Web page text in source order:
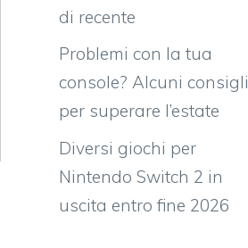
di recente
Problemi con la tua
console? Alcuni consigli
per superare l’estate
Diversi giochi per
Nintendo Switch 2 in
uscita entro fine 2026